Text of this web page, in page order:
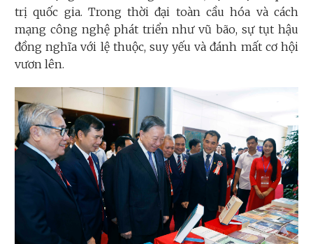
trị quốc gia. Trong thời đại toàn cầu hóa và cách
mạng công nghệ phát triển như vũ bão, sự tụt hậu
đồng nghĩa với lệ thuộc, suy yếu và đánh mất cơ hội
vươn lên.